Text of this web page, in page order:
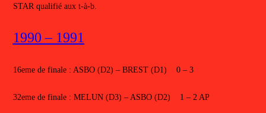
STAR qualifié aux t-à-b.
1990 – 1991
16eme de finale : ASBO (D2) – BREST (D1) 0 – 3
32eme de finale : MELUN (D3) – ASBO (D2) 1 – 2 AP